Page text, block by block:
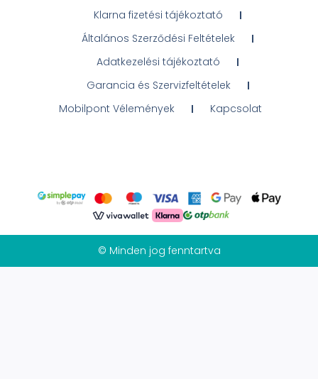
Klarna fizetési tájékoztató
Általános Szerződési Feltételek
Adatkezelési tájékoztató
Garancia és Szervizfeltételek
Mobilpont Vélemények
Kapcsolat
© Minden jog fenntartva